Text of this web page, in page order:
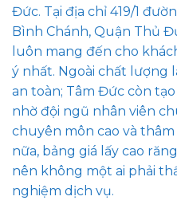
Đức. Tại địa chỉ 419/1
Bình Chánh, Quận Thủ
luôn mang đến cho
ý nhất. Ngoài chất lượng
an toàn; Tâm Đức còn
nhờ đội ngũ nhân viên
chuyên môn cao và
nữa, bảng giá lấy cao
nên không một ai phải
nghiệm dịch vụ.